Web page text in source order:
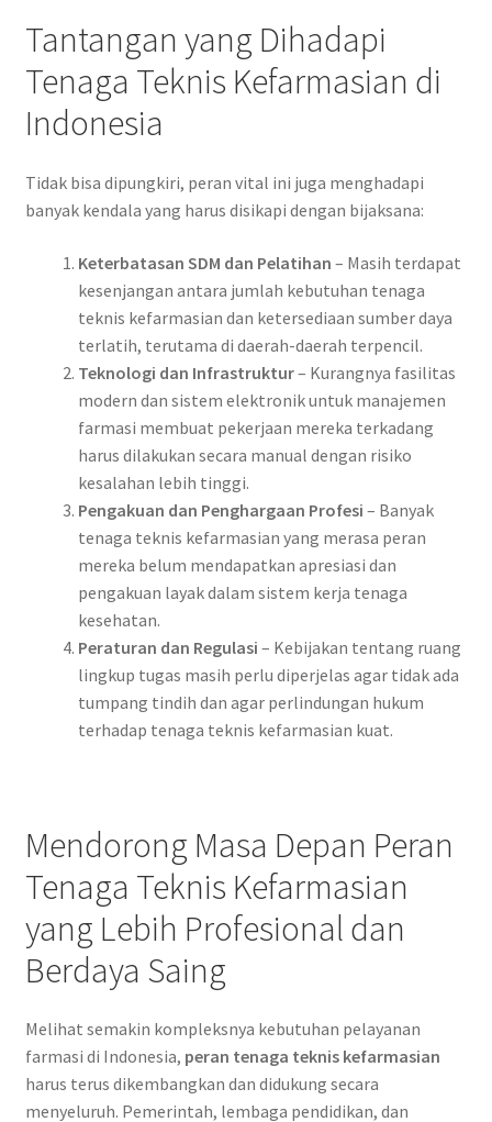
Tantangan yang Dihadapi
Tenaga Teknis Kefarmasian di
Indonesia
Tidak bisa dipungkiri, peran vital ini juga menghadapi
banyak kendala yang harus disikapi dengan bijaksana:
Keterbatasan SDM dan Pelatihan – Masih terdapat
kesenjangan antara jumlah kebutuhan tenaga
teknis kefarmasian dan ketersediaan sumber daya
terlatih, terutama di daerah-daerah terpencil.
Teknologi dan Infrastruktur– Kurangnya fasilitas
modern dan sistem elektronik untuk manajemen
farmasi membuat pekerjaan mereka terkadang
harus dilakukan secara manual dengan risiko
kesalahan lebih tinggi.
Pengakuan dan Penghargaan Profesi – Banyak
tenaga teknis kefarmasian yang merasa peran
mereka belum mendapatkan apresiasi dan
pengakuan layak dalam sistem kerja tenaga
kesehatan.
Peraturan dan Regulasi – Kebijakan tentang ruang
lingkup tugas masih perlu diperjelas agar tidak ada
tumpang tindih dan agar perlindungan hukum
terhadap tenaga teknis kefarmasian kuat.
Mendorong Masa Depan Peran
Tenaga Teknis Kefarmasian
yang Lebih Profesional dan
Berdaya Saing
Melihat semakin kompleksnya kebutuhan pelayanan
farmasi di Indonesia, peran tenaga teknis kefarmasian
harus terus dikembangkan dan didukung secara
menyeluruh. Pemerintah, lembaga pendidikan, dan